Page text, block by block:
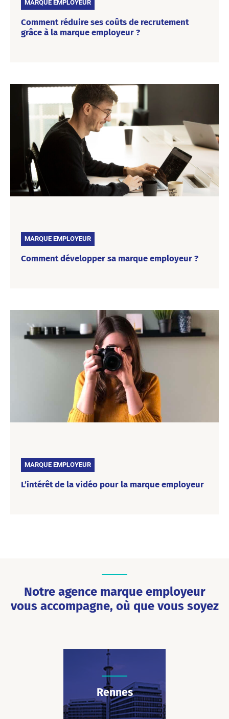
MARQUE EMPLOYEUR
Comment réduire ses coûts de recrutement
grâce à la marque employeur ?
employeur vient en solution numéro 1 pour répondre à
cette problématique.
MARQUE EMPLOYEUR
Comment développer sa marque employeur ?
secteurs. Si vous ne le savez pas encore, sachez que la
marque employeur est aujourd’hui une stratégie
incontournable pour les entreprises qui souhaitent
moderniser leurs méthodes de recrutement afin d’attirer…
MARQUE EMPLOYEUR
L’intérêt de la vidéo pour la marque employeur
Notre agence marque employeur
vous accompagne, où que vous soyez
Rennes
07 48 73 28 31
27 quai Chateaubriand